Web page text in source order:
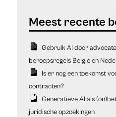
Gebruik AI door
beroepsregels België en
Is er nog een toekomst
contracten?
Generatieve AI als
juridische opzoekingen